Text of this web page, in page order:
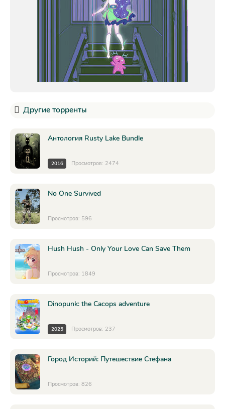
Другие торренты
Антология Rusty Lake Bundle
2016 Просмотров: 2474
No One Survived
Просмотров: 596
Hush Hush - Only Your Love Can Save Them
Просмотров: 1849
Dinopunk: the Cacops adventure
2025 Просмотров: 237
Город Историй: Путешествие Стефана
Просмотров: 826